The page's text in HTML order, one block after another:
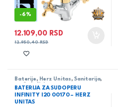
-6%
12.109,00 RSD
12.950,40RSD
Baterije , Herz Unitas , Sanitarija,
serija Infinity
BATERIJA ZA SUDOPERU
INFINITY I20 00170 – HERZ
UNITAS